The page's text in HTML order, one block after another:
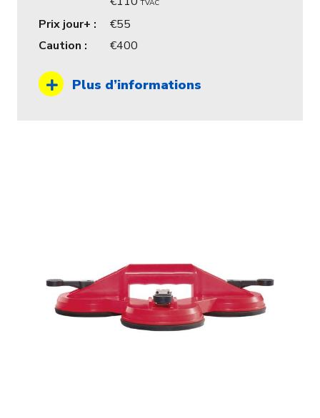
TVAC
Prix jour+ :
55
Caution :
400
Plus d’informations